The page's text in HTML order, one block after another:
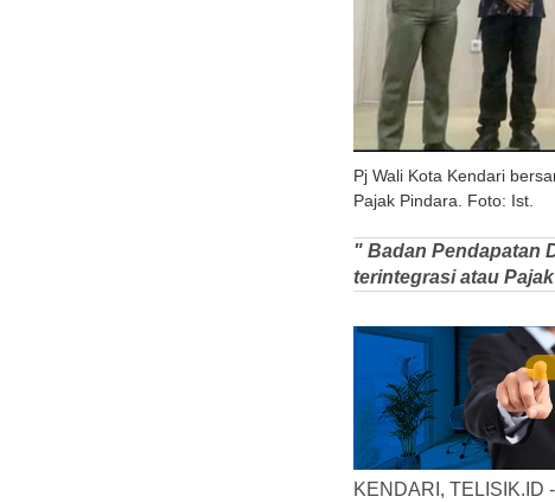
Pj Wali Kota Kendari
Pajak Pindara. Foto: Ist.
" Badan Pendapatan
terintegrasi atau
KENDARI, TELISIK.ID